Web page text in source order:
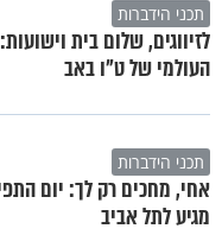
תכני הידברות
לזיווגים, שלום בית
העולמי של ט"ו באב
תכני הידברות
אחי, מחכים רק לך: יום
מגיע לתל אביב